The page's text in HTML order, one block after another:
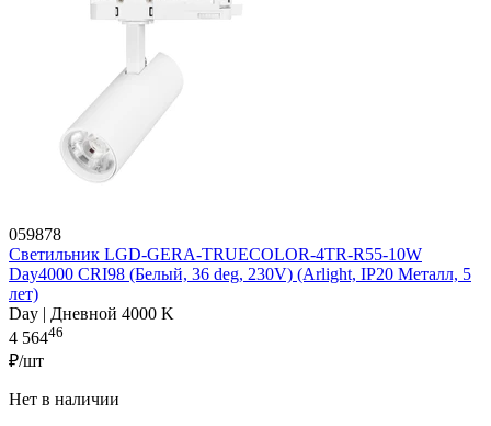
059878
Светильник LGD-GERA-TRUECOLOR-4TR-R55-10W
Day4000 CRI98 (Белый, 36 deg, 230V) (Arlight, IP20 Металл, 5
лет)
Day | Дневной 4000 K
4 56446
₽/шт
Нет в наличии